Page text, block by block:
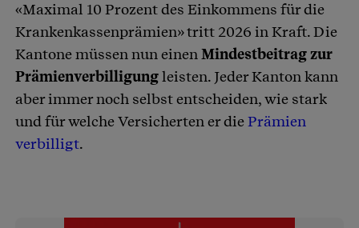
«Maximal 10 Prozent des Einkommens für die
Krankenkassenprämien» tritt 2026 in Kraft. Die
Kantone müssen nun einenMindestbeitrag zur
Prämienverbilligungleisten. Jeder Kanton kann
aber immer noch selbst entscheiden, wie stark
und für welche Versicherten er diePrämien
verbilligt.